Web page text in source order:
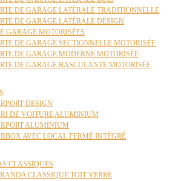
DE GARAGE LATÉRALE TRADITIONNELLE
DE GARAGE LATÉRALE DESIGN
GARAGE MOTORISÉES
DE GARAGE SECTIONNELLE MOTORISÉE
DE GARAGE MODERNE MOTORISÉE
DE GARAGE BASCULANTE MOTORISÉE
DESIGN
DE VOITURE ALUMINIUM
ALUMINIUM
AVEC LOCAL FERMÉ INTÉGRÉ
CLASSIQUES
CLASSIQUE TOIT VERRE